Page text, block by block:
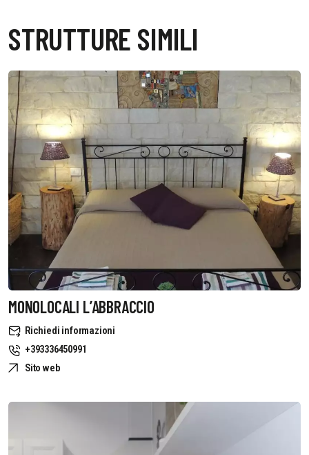
STRUTTURE SIMILI
MONOLOCALI L’ABBRACCIO
Richiedi informazioni
+393336450991
Sito web